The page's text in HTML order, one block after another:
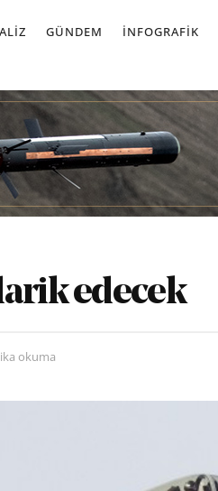
GÜNDEM İNFOGRAFIK
edecek
okuma